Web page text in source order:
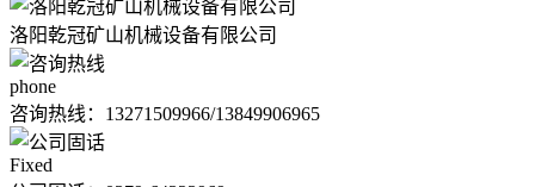
洛阳乾冠矿山机械设备有限公司
phone
咨询热线： 13271509966/13849906965
Fixed